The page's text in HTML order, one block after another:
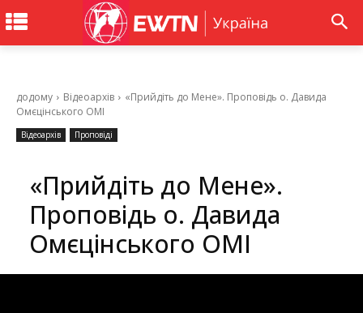
додому Відеоархів
«Прийдіть до Мене». Проповідь о. Давида
Омєцінського ОМІ
Відеоархів Проповіді
«Прийдіть до Мене».
Проповідь о. Давида
Омєцінського ОМІ